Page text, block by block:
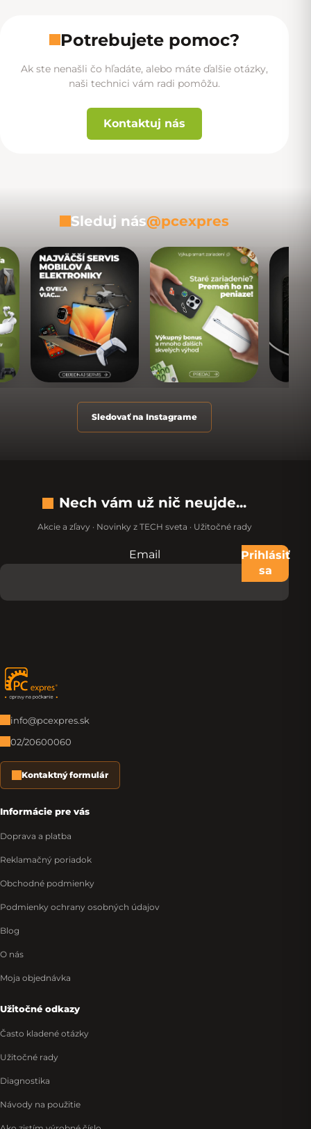
Potrebujete pomoc?
Ak ste nenašli čo hľadáte, alebo máte ďalšie otázky,
naši technici vám radi pomôžu.
Kontaktuj nás
Sleduj nás@pcexpres
Sledovať na Instagrame
Nech vám už nič neujde...
Akcie a zľavy · Novinky z TECH sveta · Užitočné rady
Nevypĺňajte toto pole:
Email
Prihlásiť
sa
Zápätie
info@pcexpres.sk
02/20600060
Kontaktný formulár
Informácie pre vás
Doprava a platba
Reklamačný poriadok
Obchodné podmienky
Podmienky ochrany osobných údajov
Blog
O nás
Moja objednávka
Užitočné odkazy
Často kladené otázky
Užitočné rady
Diagnostika
Návody na použitie